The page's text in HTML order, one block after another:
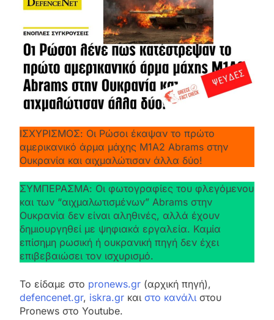
ΙΣΧΥΡΙΣΜΟΣ: Οι Ρώσοι έκαψαν το πρώτο
αμερικανικό άρμα μάχης M1A2 Abrams στην
Ουκρανία και αιχμαλώτισαν άλλα δύο!
ΣΥΜΠΕΡΑΣΜΑ: Οι φωτογραφίες του φλεγόμενου
και των “αιχμαλωτισμένων” Abrams στην
Ουκρανία δεν είναι αληθινές, αλλά έχουν
δημιουργηθεί με ψηφιακά εργαλεία. Καμία
επίσημη ρωσική ή ουκρανική πηγή δεν έχει
επιβεβαιώσει τον ισχυρισμό.
To είδαμε στο pronews.gr (αρχική πηγή),
defencenet.gr, iskra.gr και στο κανάλι στου
Pronews στο Youtube.